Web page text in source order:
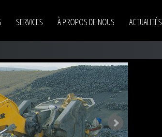
Pelles sur pneus Liebherr
Pelles sur chenilles Liebherr
Pelles sur pontons Liebherr
Pelles à câbles Liebherr
SERVICES À PROPOS DE NOUS ACTUALITÉS